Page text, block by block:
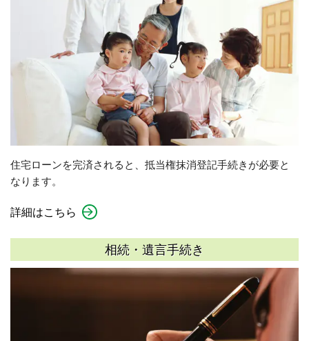
住宅ローンを完済されると、抵当権抹消登記手続きが必要と
なります。
詳細はこちら
相続・遺言手続き